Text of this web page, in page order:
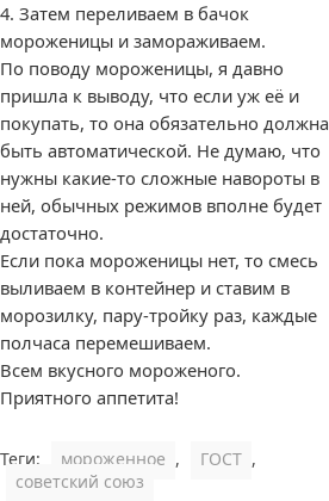
4. Затем переливаем в бачок
мороженицы и замораживаем.
По поводу мороженицы, я давно
пришла к выводу, что если уж её и
покупать, то она обязательно должна
быть автоматической. Не думаю, что
нужны какие-то сложные навороты в
ней, обычных режимов вполне будет
достаточно.
Если пока мороженицы нет, то смесь
выливаем в контейнер и ставим в
морозилку, пару-тройку раз, каждые
полчаса перемешиваем.
Всем вкусного мороженого.
Приятного аппетита!
Теги: мороженное , ГОСТ ,
советский союз